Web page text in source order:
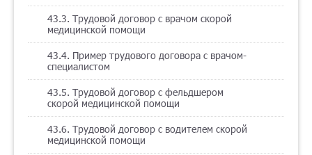
43.3. Трудовой договор с врачом скорой
медицинской помощи
43.4. Пример трудового договора с врачом-
специалистом
43.5. Трудовой договор с фельдшером
скорой медицинской помощи
43.6. Трудовой договор с водителем скорой
медицинской помощи